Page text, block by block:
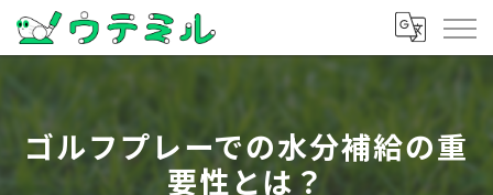
ゴルフプレーでの水分補給の重
要性とは？